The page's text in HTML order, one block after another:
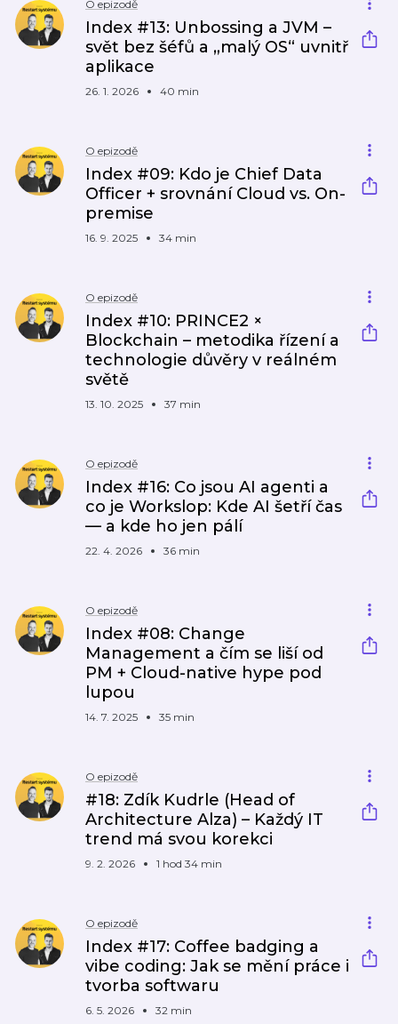
O epizodě
Index #13: Unbossing a JVM –
svět bez šéfů a „malý OS“ uvnitř
aplikace
26. 1. 2026 40 min
O epizodě
Index #09: Kdo je Chief Data
Officer + srovnání Cloud vs. On-
premise
16. 9. 2025 34 min
O epizodě
Index #10: PRINCE2 ×
Blockchain – metodika řízení a
technologie důvěry v reálném
světě
13. 10. 2025 37 min
O epizodě
Index #16: Co jsou AI agenti a
co je Workslop: Kde AI šetří čas
— a kde ho jen pálí
22. 4. 2026 36 min
O epizodě
Index #08: Change
Management a čím se liší od
PM + Cloud-native hype pod
lupou
14. 7. 2025 35 min
O epizodě
#18: Zdík Kudrle (Head of
Architecture Alza) – Každý IT
trend má svou korekci
9. 2. 2026 1 hod 34 min
O epizodě
Index #17: Coffee badging a
vibe coding: Jak se mění práce i
tvorba softwaru
6. 5. 2026 32 min